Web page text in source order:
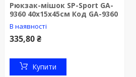
Рюкзак-мішок SP-Sport GA-
9360 40х15х45см Код GA-9360
В наявності
335,80 ₴
Купити